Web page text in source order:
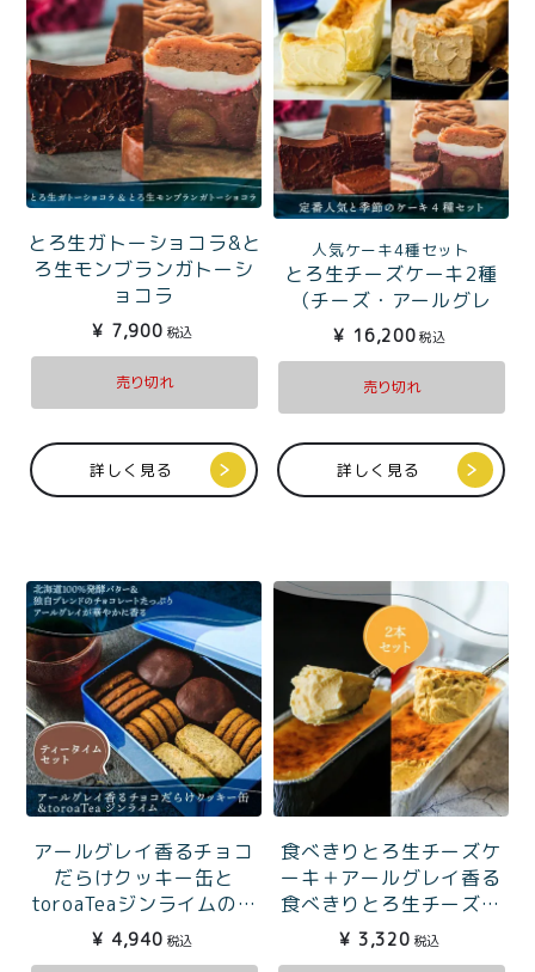
とろ生ガトーショコラ&と
ろ生モンブランガトーシ
ョコラ
¥ 7,900 税込
売り切れ
詳しく見る
人気ケーキ4種セット
とろ生チーズケーキ2種
（チーズ・アールグレ
イ）ととろ生ガトーショ
コラ2種（ガトー・モンブ
ラン）ギフトBOX入
¥ 16,200税込
売り切れ
詳しく見る
アールグレイ香るチョコ
だらけクッキー缶と
toroaTeaジンライムのテ
ィータイムセット
¥ 4,940 税込
食べきりとろ生チーズケ
ーキ＋アールグレイ香る
食べきりとろ生チーズケ
ーキ（たっぷり1〜2人
分）
¥ 3,320 税込